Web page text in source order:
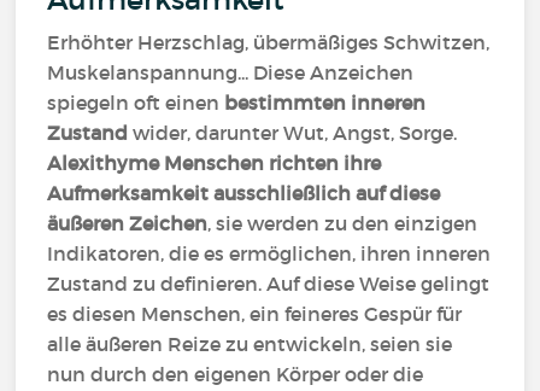
Erhöhter Herzschlag, übermäßiges Schwitzen,
Muskelanspannung... Diese Anzeichen
spiegeln oft einen bestimmten inneren
Zustand wider, darunter Wut, Angst, Sorge.
Alexithyme Menschen richten ihre
Aufmerksamkeit ausschließlich auf diese
äußeren Zeichen, sie werden zu den einzigen
Indikatoren, die es ermöglichen, ihren inneren
Zustand zu definieren. Auf diese Weise gelingt
es diesen Menschen, ein feineres Gespür für
alle äußeren Reize zu entwickeln, seien sie
nun durch den eigenen Körper oder die